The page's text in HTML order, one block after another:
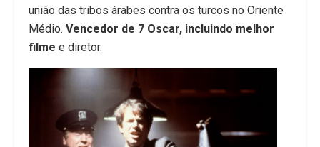
união das tribos árabes contra os turcos no Oriente
Médio. Vencedor de 7 Oscar, incluindo melhor
filme e diretor.